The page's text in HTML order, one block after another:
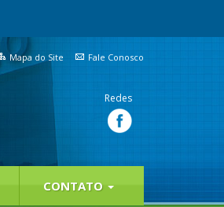
Mapa do Site Fale Conosco
Redes
CONTATO